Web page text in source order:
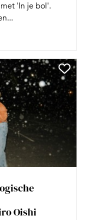
'In je bol'.
Oishi